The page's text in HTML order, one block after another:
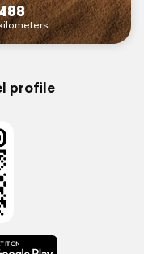
profile